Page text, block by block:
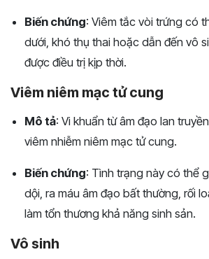
Biến chứng: Viêm tắc vòi trứng có
dưới, khó thụ thai hoặc dẫn đến vô
được điều trị kịp thời.
Viêm niêm mạc tử cung
Mô tả: Vi khuẩn từ âm đạo lan
viêm nhiễm niêm mạc tử cung.
Biến chứng: Tình trạng này có thể
dội, ra máu âm đạo bất thường, rối
làm tổn thương khả năng sinh sản.
Vô sinh